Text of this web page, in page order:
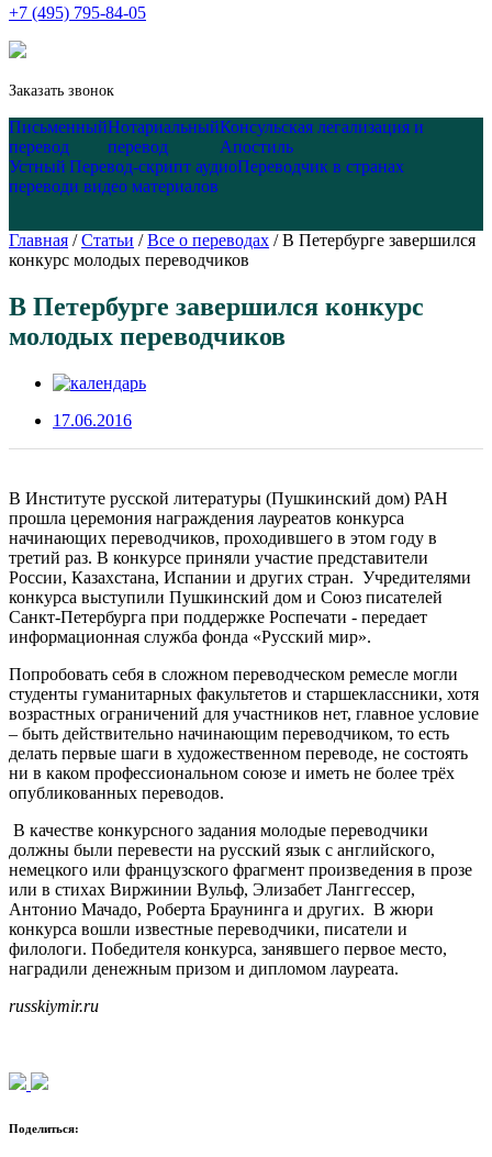
+7 (495) 795-84-05
Заказать звонок
Письменный
перевод
Нотариальный
перевод
Консульская легализация и
Апостиль
Устный
перевод
Перевод-скрипт аудио
и видео материалов
Переводчик в странах
Главная / Статьи / Все о переводах / В Петербурге завершился
конкурс молодых переводчиков
В Петербурге завершился конкурс
молодых переводчиков
17.06.2016
В Институте русской литературы (Пушкинский дом) РАН
прошла церемония награждения лауреатов конкурса
начинающих переводчиков, проходившего в этом году в
третий раз. В конкурсе приняли участие представители
России, Казахстана, Испании и других стран. Учредителями
конкурса выступили Пушкинский дом и Союз писателей
Санкт-Петербурга при поддержке Роспечати - передает
информационная служба фонда «Русский мир».
Попробовать себя в сложном переводческом ремесле могли
студенты гуманитарных факультетов и старшеклассники, хотя
возрастных ограничений для участников нет, главное условие
– быть действительно начинающим переводчиком, то есть
делать первые шаги в художественном переводе, не состоять
ни в каком профессиональном союзе и иметь не более трёх
опубликованных переводов.
В качестве конкурсного задания молодые переводчики
должны были перевести на русский язык с английского,
немецкого или французского фрагмент произведения в прозе
или в стихах Виржинии Вульф, Элизабет Ланггессер,
Антонио Мачадо, Роберта Браунинга и других. В жюри
конкурса вошли известные переводчики, писатели и
филологи. Победителя конкурса, занявшего первое место,
наградили денежным призом и дипломом лауреата.
russkiymir.ru
Поделиться: